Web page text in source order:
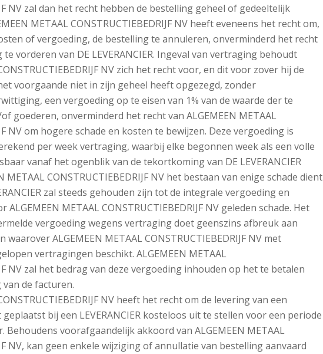
NV zal dan het recht hebben de bestelling geheel of gedeeltelijk
METAAL CONSTRUCTIEBEDRIJF NV heeft eveneens het recht om,
of vergoeding, de bestelling te annuleren, onverminderd het recht
vorderen van DE LEVERANCIER. Ingeval van vertraging behoudt
NV zich het recht voor, en dit voor zover hij de
voorgaande niet in zijn geheel heeft opgezegd, zonder
een vergoeding op te eisen van 1% van de waarde der te
goederen, onverminderd het recht van ALGEMEEN METAAL
NV om hogere schade en kosten te bewijzen. Deze vergoeding is
per week vertraging, waarbij elke begonnen week als een volle
vanaf het ogenblik van de tekortkoming van DE LEVERANCIER
METAAL CONSTRUCTIEBEDRIJF NV het bestaan van enige schade dient
zal steeds gehouden zijn tot de integrale vergoeding en
METAAL CONSTRUCTIEBEDRIJF NV geleden schade. Het
vergoeding wegens vertraging doet geenszins afbreuk aan
ALGEMEEN METAAL CONSTRUCTIEBEDRIJF NV met
vertragingen beschikt. ALGEMEEN METAAL
NV zal het bedrag van deze vergoeding inhouden op het te betalen
de facturen.
NV heeft het recht om de levering van een
bij een LEVERANCIER kosteloos uit te stellen voor een periode
Behoudens voorafgaandelijk akkoord van ALGEMEEN METAAL
NV, kan geen enkele wijziging of annullatie van bestelling aanvaard